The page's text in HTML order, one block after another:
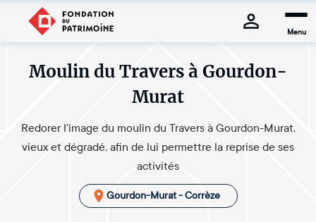
Menu
Moulin du Travers à Gourdon-
Murat
Redorer l'image du moulin du Travers à Gourdon-Murat,
vieux et dégradé, afin de lui permettre la reprise de ses
activités
Gourdon-Murat - Corrèze